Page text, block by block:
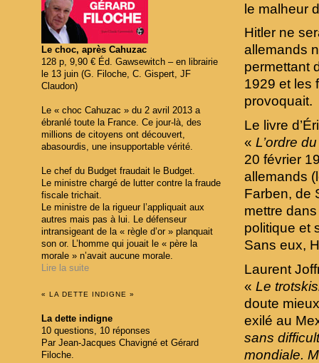
le malheur
Hitler ne
allemands
permettant
1929 et les
provoquait.
Le livre
« L’ordre
20 février
allemands
Farben, de
mettre
politique et
Sans eux,
Laurent
« Le
doute
exilé au
sans
mondiale.
Le choc, après Cahuzac
128 p, 9,90 € Éd. Gawsewitch – en librairie
le 13 juin (G. Filoche, C. Gispert, JF
Claudon)
Le « choc Cahuzac » du 2 avril 2013 a
ébranlé toute la France. Ce jour-là, des
millions de citoyens ont découvert,
abasourdis, une insupportable vérité.
Le chef du Budget fraudait le Budget.
Le ministre chargé de lutter contre la fraude
fiscale trichait.
Le ministre de la rigueur l’appliquait aux
autres mais pas à lui. Le défenseur
intransigeant de la « règle d’or » planquait
son or. L’homme qui jouait le « père la
morale » n’avait aucune morale.
Lire la suite
« LA DETTE INDIGNE »
La dette indigne
10 questions, 10 réponses
Par Jean-Jacques Chavigné et Gérard
Filoche.